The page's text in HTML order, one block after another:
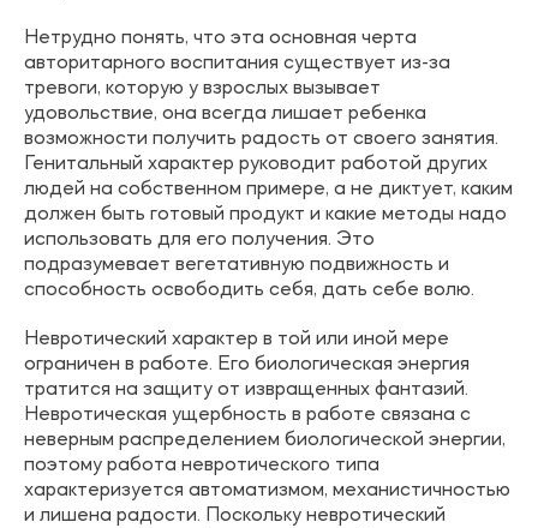
Нетрудно понять, что эта основная черта
авторитарного воспитания существует из-за
тревоги, которую у взрослых вызывает
удовольствие, она всегда лишает ребенка
возможности получить радость от своего занятия.
Генитальный характер руководит работой других
людей на собственном примере, а не диктует, каким
должен быть готовый продукт и какие методы надо
использовать для его получения. Это
подразумевает вегетативную подвижность и
способность освободить себя, дать себе волю.
Невротический характер в той или иной мере
ограничен в работе. Его биологическая энергия
тратится на защиту от извращенных фантазий.
Невротическая ущербность в работе связана с
неверным распределением биологической энергии,
поэтому работа невротического типа
характеризуется автоматизмом, механистичностью
и лишена радости. Поскольку невротический